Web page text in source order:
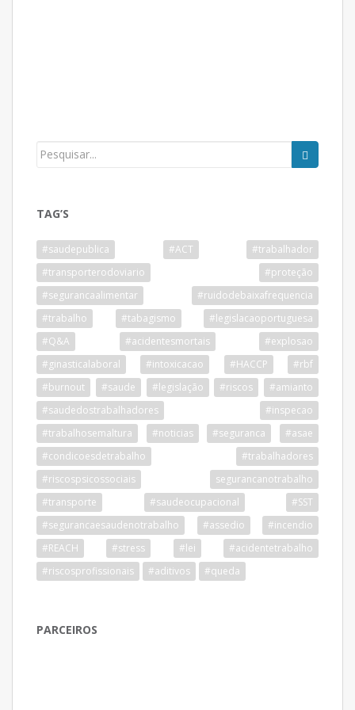
TAG’S
#saudepublica #ACT
#trabalhador
#transporterodoviario
#proteção
#segurancaalimentar
#ruidodebaixafrequencia
#trabalho
#tabagismo
#legislacaoportuguesa
#Q&A
#acidentesmortais
#explosao
#ginasticalaboral
#intoxicacao #HACCP
#rbf
#burnout
#saude #legislação #riscos
#amianto
#saudedostrabalhadores
#inspecao
#trabalhosemaltura
#noticias #seguranca
#asae
#condicoesdetrabalho
#trabalhadores
#riscospsicossociais
segurancanotrabalho
#transporte
#saudeocupacional
#SST
#segurancaesaudenotrabalho
#assedio
#incendio
#REACH
#stress #lei
#acidentetrabalho
#riscosprofissionais
#aditivos #queda
PARCEIROS